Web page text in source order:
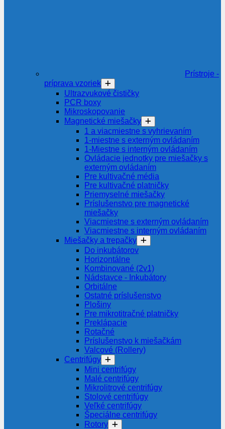
Prístroje -
príprava vzoriek
Ultrazvukové čističky
PCR boxy
Mikroskopovanie
Magnetické miešačky
1 a viacmiestne s vyhrievaním
1-miestne s externým ovládaním
1-Miestne s interným ovládaním
Ovládacie jednotky pre miešačky s
externým ovládaním
Pre kultivačné média
Pre kultivačné platničky
Priemyselné miešačky
Príslušenstvo pre magnetické
miešačky
Viacmiestne s externým ovládaním
Viacmiestne s interným ovládaním
Miešačky a trepačky
Do inkubátorov
Horizontálne
Kombinované (2v1)
Nádstavce - Inkubátory
Orbitálne
Ostatné príslušenstvo
Plošiny
Pre mikrotitračné platničky
Preklápacie
Rotačné
Príslušenstvo k miešačkám
Valcové (Rollery)
Centrifúgy
Mini centrifúgy
Malé centrifúgy
Mikrolitrové centrifúgy
Stolové centrifúgy
Veľké centrifúgy
Špeciálne centrifúgy
Rotory